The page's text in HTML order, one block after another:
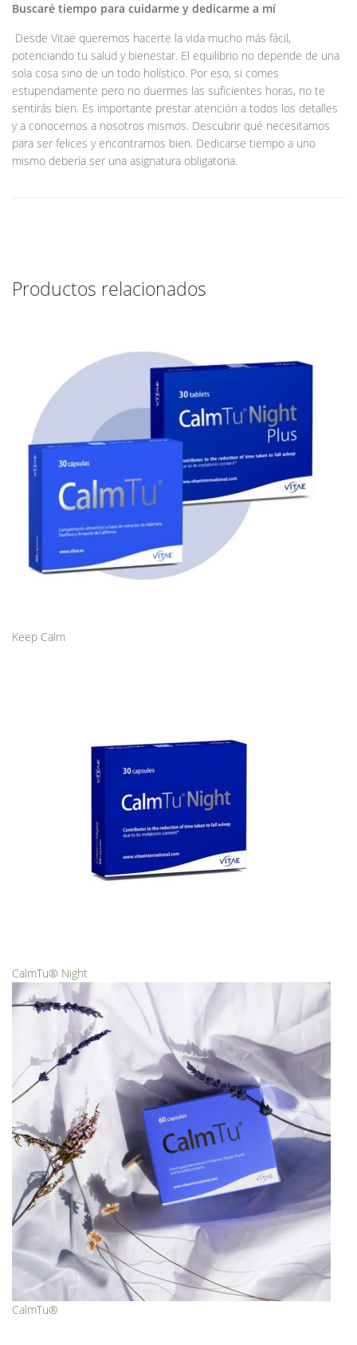
Buscaré tiempo para cuidarme y dedicarme a mí
Desde Vitae queremos hacerte la vida mucho más fácil,
potenciando tu salud y bienestar. El equilibrio no depende de una
sola cosa sino de un todo holístico. Por eso, si comes
estupendamente pero no duermes las suficientes horas, no te
sentirás bien. Es importante prestar atención a todos los detalles
y a conocernos a nosotros mismos. Descubrir qué necesitamos
para ser felices y encontrarnos bien. Dedicarse tiempo a uno
mismo debería ser una asignatura obligatoria.
Productos relacionados
Keep Calm
CalmTu® Night
CalmTu®